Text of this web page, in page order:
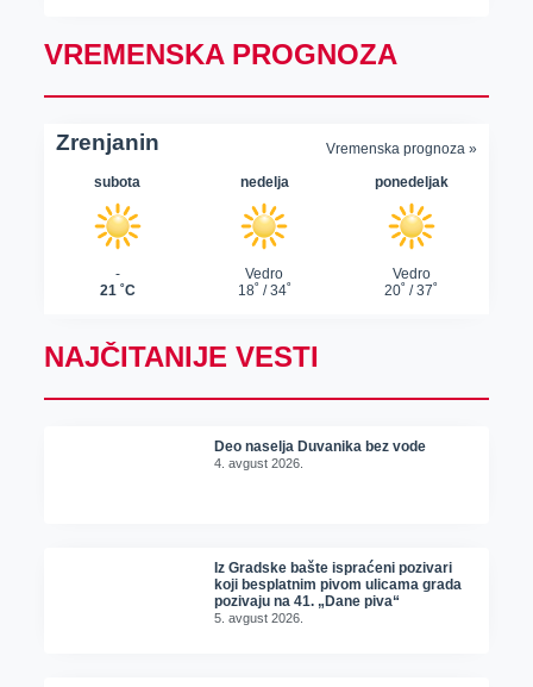
VREMENSKA PROGNOZA
NAJČITANIJE VESTI
Deo naselja Duvanika bez vode
4. avgust 2026.
Iz Gradske bašte ispraćeni pozivari
koji besplatnim pivom ulicama grada
pozivaju na 41. „Dane piva“
5. avgust 2026.